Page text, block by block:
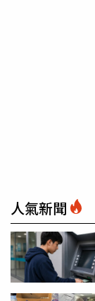
人氣新聞